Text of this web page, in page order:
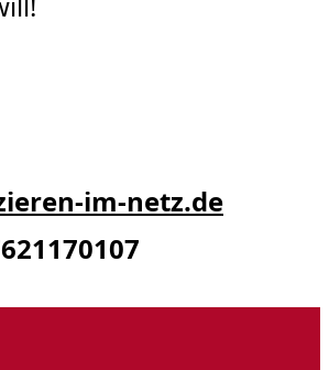
im-netz.de